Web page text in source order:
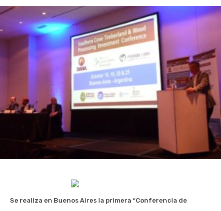
Se realiza en Buenos Aires la primera “Conferencia de